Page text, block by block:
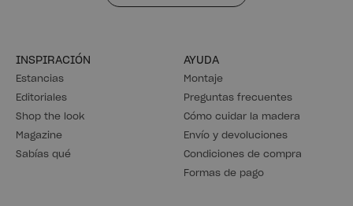
INSPIRACIÓN
Estancias
Editoriales
Shop the look
Magazine
Sabías qué
AYUDA
Montaje
Preguntas frecuentes
Cómo cuidar la madera
Envío y devoluciones
Condiciones de compra
Formas de pago